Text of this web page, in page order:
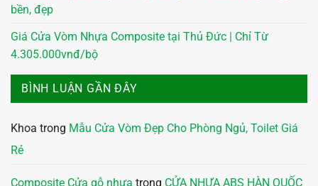
bền, đẹp
Giá Cửa Vòm Nhựa Composite tại Thủ Đức | Chỉ Từ
4.305.000vnđ/bộ
BÌNH LUẬN GẦN ĐÂY
Khoa trong Mẫu Cửa Vòm Đẹp Cho Phòng Ngủ, Toilet Giá
Rẻ
Composite Cửa gỗ nhựa trong CỬA NHỰA ABS HÀN QUỐC